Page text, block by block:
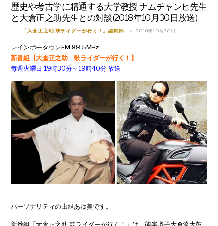
歴史や考古学に精通する大学教授 ナムチャンヒ先生
と大倉正之助先生との対談(2018年10月30日放送)
「大倉正之助 鼓ライダーが行く！」編集部 2018年10月30日
レインボータウンFM 88.5MHz
新番組【大倉正之助 鼓ライダーが行く！】
毎週火曜日 19時30分～19時40分 放送
パーソナリティの由結あゆ美です。
新番組「大倉正之助 鼓ライダーが行く！」は、能楽囃子大倉流大鼓